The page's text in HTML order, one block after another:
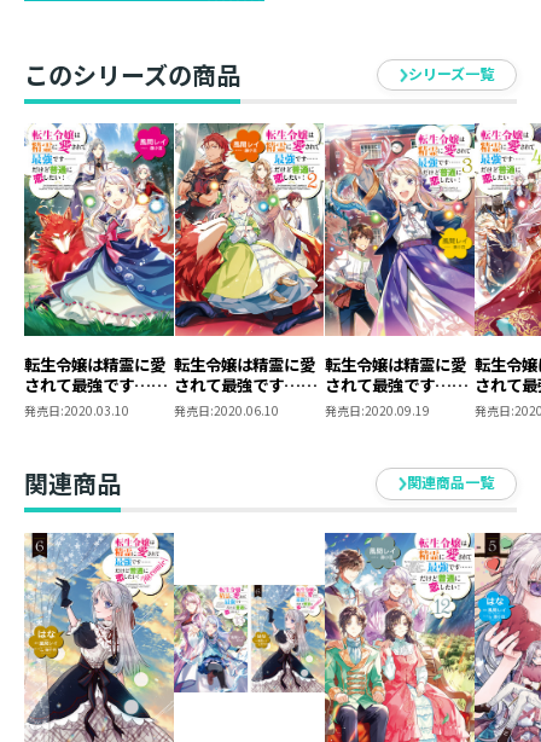
全力令嬢ディアドラの物語、ついに完結！
彼女が辿り着いたのは、世界でいちばん”最強”な日常。
・風間レイ
猫好き兼業作家。
デビュー作を六年かけて完結出来、感無量です。
ほっとしたような寂しいような。
完結まで読んでくださり、ありがとうございました。
・藤小豆
13巻もの間、ディアやカミル達の世界を描かせていただ
いたこと、とても幸せでした。
らが、素晴らしいものでありますように！
このシリーズの商品 シリーズ一覧
転生令嬢は精霊に愛
されて最強です……
だけど普通に恋した
い！
発売日:2020.03.10
転生令嬢は精霊に愛
されて最強です……
だけど普通に恋した
い！2
発売日:2020.06.10
転生令嬢は精霊に愛
されて最強です……
だけど普通に恋した
い！３
発売日:2020.09.19
転生令
されて
だけど
い！４
発売日:
関連商品 関連商品一覧